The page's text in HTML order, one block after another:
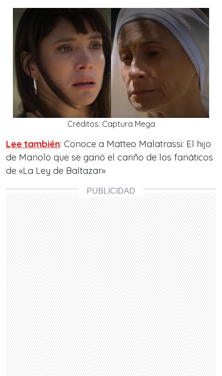
Créditos: Captura Mega
Lee también: Conoce a Matteo Malatrassi: El hijo
de Manolo que se ganó el cariño de los fanáticos
de «La Ley de Baltazar»